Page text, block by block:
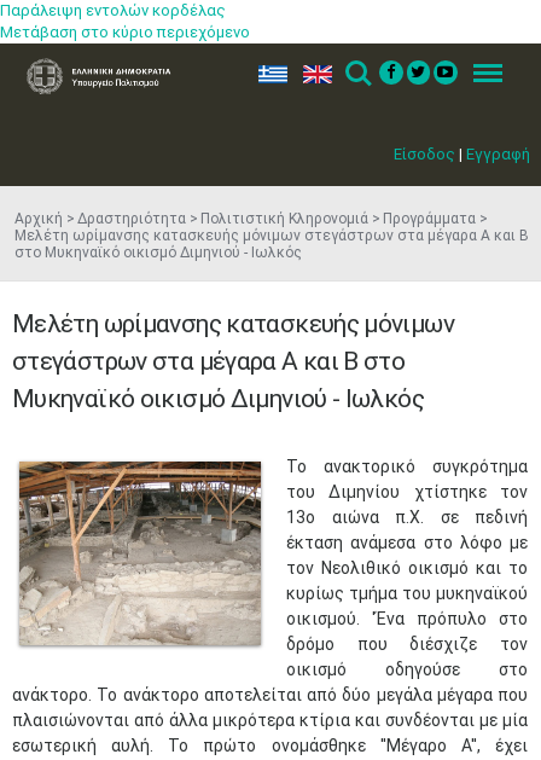
Παράλειψη εντολών κορδέλας
Μετάβαση στο κύριο περιεχόμενο
Είσοδος | Εγγραφή
ελ en Search Menu
Αρχική Δραστηριότητα Πολιτιστική Κληρονομιά
Προγράμματα
Μελέτη ωρίμανσης κατασκευής μόνιμων στεγάστρων στα μέγαρα Α και Β
στο Μυκηναϊκό οικισμό Διμηνιού - Ιωλκός
Μελέτη ωρίμανσης κατασκευής μόνιμων
στεγάστρων στα μέγαρα Α και Β στο
Μυκηναϊκό οικισμό Διμηνιού - Ιωλκός
Το ανακτορικό συγκρότημα
του Διμηνίου χτίστηκε τον
13ο αιώνα π.Χ. σε πεδινή
έκταση ανάμεσα στο λόφο με
τον Νεολιθικό οικισμό και το
κυρίως τμήμα του μυκηναϊκού
οικισμού. 'Ένα πρόπυλο στο
δρόμο που διέσχιζε τον
οικισμό οδηγούσε στο
ανάκτορο. Το ανάκτορο αποτελείται από δύο μεγάλα μέγαρα που
πλαισιώνονται από άλλα μικρότερα κτίρια και συνδέονται με μία
εσωτερική αυλή. Το πρώτο ονομάσθηκε ''Μέγαρο Α'', έχει